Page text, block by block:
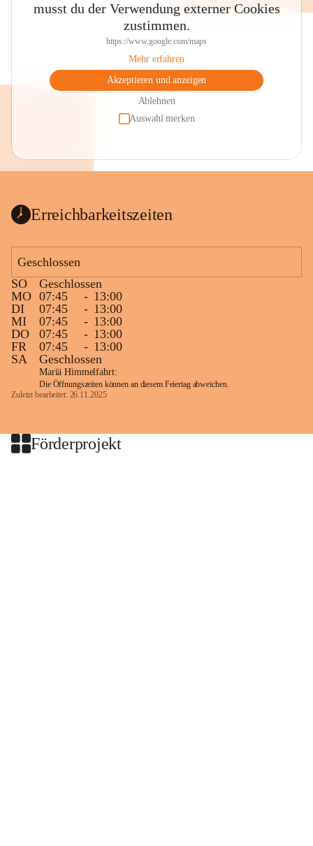
musst du der Verwendung externer Cookies
zustimmen.
https://www.google.com/maps
Mehr erfahren
Akzeptieren und anzeigen
Ablehnen
Auswahl merken
Erreichbarkeitszeiten
Geschlossen
SO
Geschlossen
MO 07:45 - 13:00
DI
07:45 - 13:00
MI
07:45 - 13:00
DO
07:45 - 13:00
FR
07:45 - 13:00
SA
Geschlossen
Mariä Himmelfahrt:
Die Öffnungszeiten können an diesem Feiertag abweichen.
Zuletzt bearbeitet: 26.11.2025
Förderprojekt